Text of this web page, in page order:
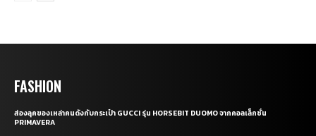
FASHION
ส่องลุคของเหล่าคนดังกับกระเป๋า GUCCI รุ่น HORSEBIT DUOMO จากคอลเล็กชั่น
PRIMAVERA